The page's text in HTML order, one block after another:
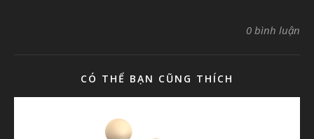
0 bình luận
CÓ THỂ BẠN CŨNG THÍCH